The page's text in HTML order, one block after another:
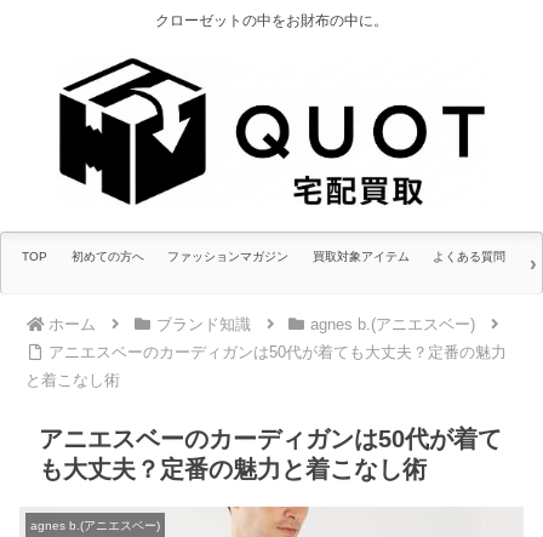
クローゼットの中をお財布の中に。
TOP 初めての方へ ファッションマガジン 買取対象アイテム よくある質問
ホーム ブランド知識
agnes b.(アニエスベー)
アニエスベーのカーディガンは50代が着ても大丈夫？定番の魅力
と着こなし術
アニエスベーのカーディガンは50代が着て
も大丈夫？定番の魅力と着こなし術
agnes b.(アニエスベー)